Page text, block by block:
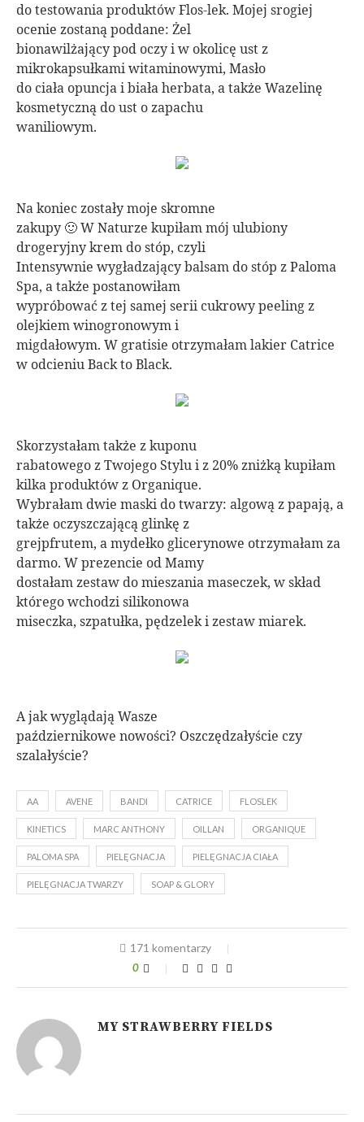
do testowania produktów Flos-lek. Mojej srogiej
ocenie zostaną poddane: Żel
bionawilżający pod oczy i w okolicę ust z
mikrokapsułkami witaminowymi, Masło
do ciała opuncja i biała herbata, a także Wazelinę
kosmetyczną do ust o zapachu
waniliowym.
Na koniec zostały moje skromne
zakupy 🙂 W Naturze kupiłam mój ulubiony
drogeryjny krem do stóp, czyli
Intensywnie wygładzający balsam do stóp z Paloma
Spa, a także postanowiłam
wypróbować z tej samej serii cukrowy peeling z
olejkiem winogronowym i
migdałowym. W gratisie otrzymałam lakier Catrice
w odcieniu Back to Black.
Skorzystałam także z kuponu
rabatowego z Twojego Stylu i z 20% zniżką kupiłam
kilka produktów z Organique.
Wybrałam dwie maski do twarzy: algową z papają, a
także oczyszczającą glinkę z
grejpfrutem, a mydełko glicerynowe otrzymałam za
darmo. W prezencie od Mamy
dostałam zestaw do mieszania maseczek, w skład
którego wchodzi silikonowa
miseczka, szpatułka, pędzelek i zestaw miarek.
A jak wyglądają Wasze
październikowe nowości? Oszczędzałyście czy
szalałyście?
AA AVENE BANDI CATRICE FLOSLEK
KINETICS MARC ANTHONY OILLAN ORGANIQUE
PALOMA SPA PIELĘGNACJA PIELĘGNACJA CIAŁA
PIELĘGNACJA TWARZY SOAP & GLORY
171 komentarzy
0
MY STRAWBERRY FIELDS